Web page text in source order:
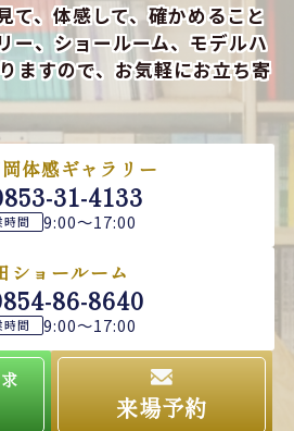
て、体感して、確かめること
ー、ショールーム、モデルハ
ますので、お気軽にお立ち寄
体感ギャラリー
31-4133
時間 9:00～17:00
ショールーム
86-8640
時間 9:00～17:00
来場予約